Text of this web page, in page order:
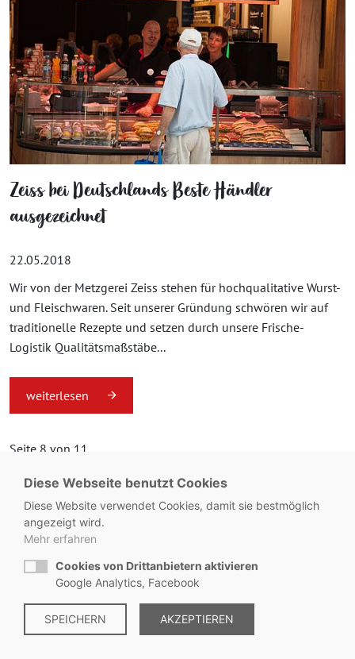
Zeiss bei Deutschlands Beste Händler
ausgezeichnet
22.05.2018
Wir von der Metzgerei Zeiss stehen für hochqualitative Wurst-
und Fleischwaren. Seit unserer Gründung schwören wir auf
traditionelle Rezepte und setzen durch unsere Frische-
Logistik Qualitätsmaßstäbe...
weiterlesen
Seite 8 von 11.
© Metzgerei Zeiss - KONTAKT: +49 8563 / 2930
Impressum | Datenschutz | Hinweisgebersystem
Diese Webseite benutzt Cookies
Diese Website verwendet Cookies, damit sie bestmöglich
angezeigt wird.
Mehr erfahren
Cookies von Drittanbietern aktivieren
Google Analytics, Facebook
SPEICHERN AKZEPTIEREN